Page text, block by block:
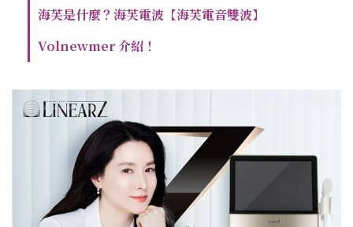
海芙是什麼？海芙電波【海芙電音雙波】
Volnewmer 介紹！